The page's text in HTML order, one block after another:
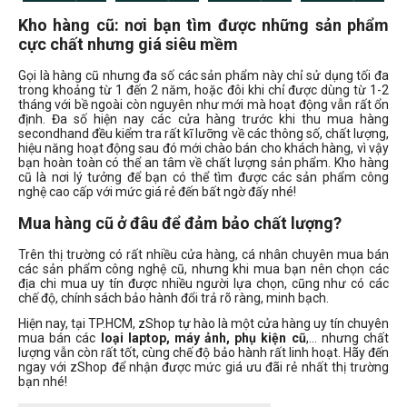
Dòng máy ảnh
Canon DSLR
Canon M
Canon R
Nikon DSLR
Nikon Z
Đời Mac
2010
2022
2023
Kho hàng cũ: nơi bạn tìm được những sản phẩm
cực chất nhưng giá siêu mềm
Gọi là hàng cũ nhưng đa số các sản phẩm này chỉ sử dụng tối đa
trong khoảng từ 1 đến 2 năm, hoặc đôi khi chỉ được dùng từ 1-2
tháng với bề ngoài còn nguyên như mới mà hoạt động vẫn rất ổn
định. Đa số hiện nay các cửa hàng trước khi thu mua hàng
secondhand đều kiểm tra rất kĩ lưỡng về các thông số, chất lượng,
hiệu năng hoạt động sau đó mới chào bán cho khách hàng, vì vậy
bạn hoàn toàn có thể an tâm về chất lượng sản phẩm. Kho hàng
cũ là nơi lý tưởng để bạn có thể tìm được các sản phẩm công
nghệ cao cấp với mức giá rẻ đến bất ngờ đấy nhé!
Mua hàng cũ ở đâu để đảm bảo chất lượng?
Trên thị trường có rất nhiều cửa hàng, cá nhân chuyên mua bán
các sản phẩm công nghệ cũ, nhưng khi mua bạn nên chọn các
địa chi mua uy tín được nhiều người lựa chọn, cũng như có các
chế độ, chính sách bảo hành đổi trả rõ ràng, minh bạch.
Hiện nay, tại TP.HCM, zShop tự hào là một cửa hàng uy tín chuyên
mua bán các
loại laptop, máy ảnh, phụ kiện cũ,… nhưng chất
lượng vẫn còn rất tốt, cùng chế độ bảo hành rất linh hoạt. Hãy đến
ngay với zShop để nhận được mức giá ưu đãi rẻ nhất thị trường
bạn nhé!